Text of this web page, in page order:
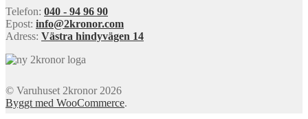
Telefon: 040 - 94 96 90
Epost: info@2kronor.com
Adress: Västra hindyvägen 14
© Varuhuset 2kronor 2026
Byggt med WooCommerce.